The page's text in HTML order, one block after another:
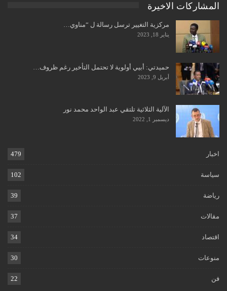
المشاركات الاخيرة
مركزية التغيير ترسل رسالة ل “مناوي…
يناير 18, 2023
حميدتي: أبيي أولوية لا تحتمل التأخير رغم ظروف…
أبريل 9, 2023
الآلية الثلاثية تلتقي عبد الواحد محمد نور
ديسمبر 1, 2022
اخبار 479
سياسة 102
رياضة 39
مقالات 37
اقتصاد 34
منوعات 30
فن 22